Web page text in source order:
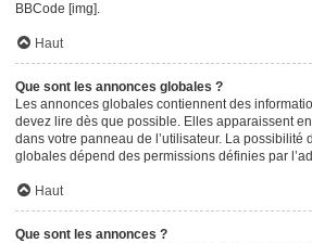
BBCode [img].
Haut
Que sont les annonces globales ?
Les annonces globales contiennent des
devez lire dès que possible. Elles apparaissent
dans votre panneau de l’utilisateur. La possibilité
globales dépend des permissions définies par
Haut
Que sont les annonces ?